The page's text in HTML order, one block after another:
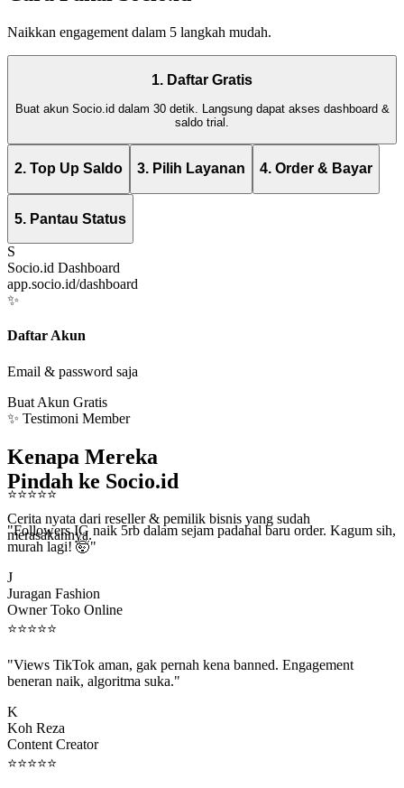
Naikkan engagement dalam 5 langkah mudah.
1. Daftar Gratis
Buat akun Socio.id dalam 30 detik. Langsung dapat akses dashboard &
saldo trial.
2. Top Up Saldo 3. Pilih Layanan 4. Order & Bayar
5. Pantau Status
S
Socio.id Dashboard
app.socio.id/dashboard
✨
Daftar Akun
Email & password saja
Buat Akun Gratis
✨ Testimoni Member
Kenapa Mereka
Pindah ke Socio.id
Cerita nyata dari reseller & pemilik bisnis yang sudah
merasakannya.
⭐⭐⭐⭐ ⭐
"Followers IG naik 5rb dalam sejam padahal baru order. Kagum sih,
murah lagi! 🤯"
Juragan Fashion
Owner Toko Online
⭐⭐⭐⭐ ⭐
beneran naik, algoritma suka."
Koh Reza
Content Creator
⭐⭐⭐⭐⭐